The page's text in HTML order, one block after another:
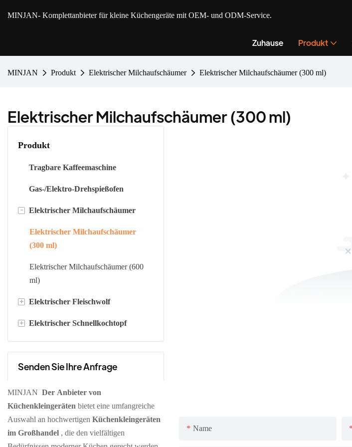
MINJAN- Komplettanbieter für kleine Küchengeräte mit OEM- und ODM-Service.
Zuhause Produkt
MINJAN Produkt Elektrischer Milchaufschäumer Elektrischer Milchaufschäumer (300 ml)
Elektrischer Milchaufschäumer (300 ml)
Produkt
Tragbare Kaffeemaschine
Gas-/Elektro-Drehspießofen
- Elektrischer Milchaufschäumer
Elektrischer Milchaufschäumer
(300 ml)
Elektrischer Milchaufschäumer (600
ml)
+ Elektrischer Fleischwolf
Fleischwolf aus Edelstahl
Fleischwolf aus Kunststoff
+ Elektrischer Schnellkochtopf
Digitaler Schnellkochtopf
Mechanischer Schnellkochtopf
Senden Sie Ihre Anfrage
MINJAN Der Anbieter von
Küchenkleingeräten bietet eine umfangreiche
Auswahl an hochwertigen Küchenkleingeräten
im Großhandel , die den vielfältigen
Name